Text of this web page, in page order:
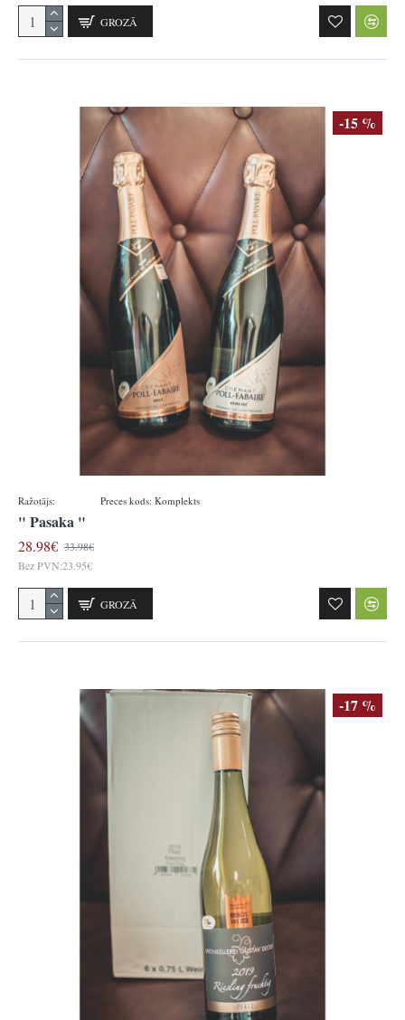
GROZĀ
-15 %
Ražotājs: Preces kods: Komplekts
" Pasaka "
28.98€ 33.98€
Bez PVN:23.95€
GROZĀ
-17 %